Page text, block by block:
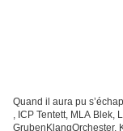
Quand il aura pu
, ICP Tentett, MLA Blek,
GrubenKlangOrchester,